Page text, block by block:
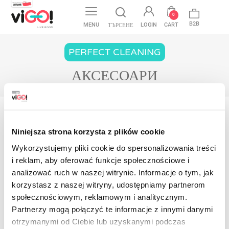
Niniejsza strona korzysta z plików cookie
Wykorzystujemy pliki cookie do spersonalizowania treści
i reklam, aby oferować funkcje społecznościowe i
analizować ruch w naszej witrynie. Informacje o tym, jak
korzystasz z naszej witryny, udostępniamy partnerom
społecznościowym, reklamowym i analitycznym.
Partnerzy mogą połączyć te informacje z innymi danymi
otrzymanymi od Ciebie lub uzyskanymi podczas
MENU ТЪРСЕНЕ LOGIN CART
0
B2B
PERFECT CLEANING
АКСЕСОАРИ
У дома Perfect Cleaning Измиване на тъкани - гъби
Все още няма налични продукти
Останете на линия! Още продукти ще
бъдат показани тук, когато бъдат
добавени.